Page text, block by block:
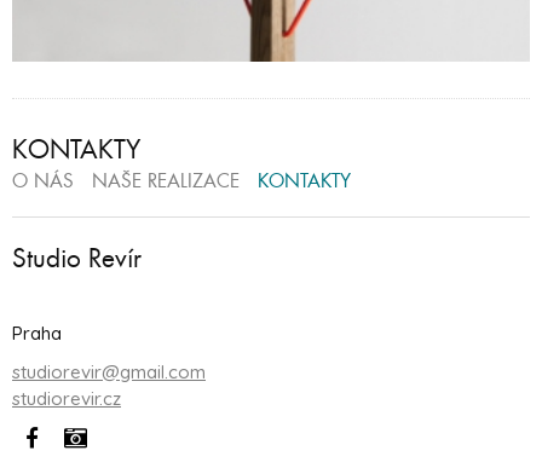
KONTAKTY
O NÁS NAŠE REALIZACE KONTAKTY
Studio Revír
Praha
studiorevir@gmail.com
studiorevir.cz